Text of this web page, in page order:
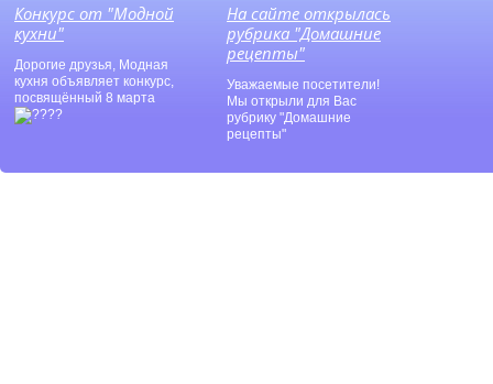
Конкурс от "Модной
кухни"
Дорогие друзья, Модная
кухня объявляет конкурс,
посвящённый 8 марта
На сайте открылась
рубрика "Домашние
рецепты"
Уважаемые посетители!
Мы открыли для Вас
рубрику "Домашние
рецепты"